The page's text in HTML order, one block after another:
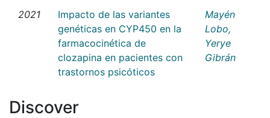
2021
Impacto de las variantes
genéticas en CYP450 en la
farmacocinética de
clozapina en pacientes con
trastornos psicóticos
Mayén
Lobo,
Yerye
Gibrán
Discover